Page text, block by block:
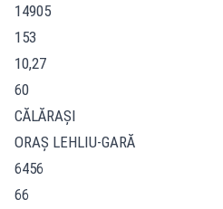
14905
153
10,27
60
CĂLĂRAŞI
ORAŞ LEHLIU-GARĂ
6456
66